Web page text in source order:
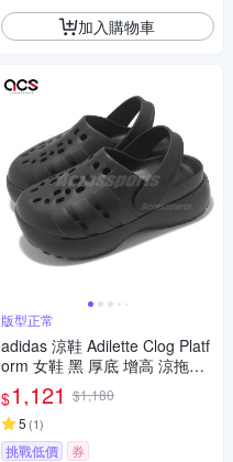
加入購物車
版型正常
adidas 涼鞋 Adilette Clog Platf
orm 女鞋 黑 厚底 增高 涼拖鞋
愛迪達 JP9577
$1,121 $1,180
5 (1)
挑戰低價 券